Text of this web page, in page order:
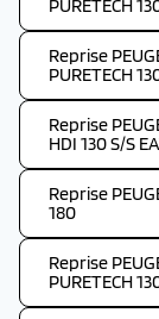
PURETECH
Reprise
PURETECH
Reprise
HDI 130 S/S
Reprise
180
Reprise
PURETECH